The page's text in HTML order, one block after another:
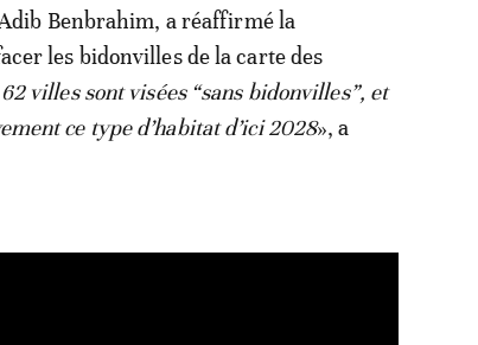
Benbrahim, a réaffirmé la
les bidonvilles de la carte des
villes sont visées “sans bidonvilles”, et
ce type d’habitat d’ici 2028», a